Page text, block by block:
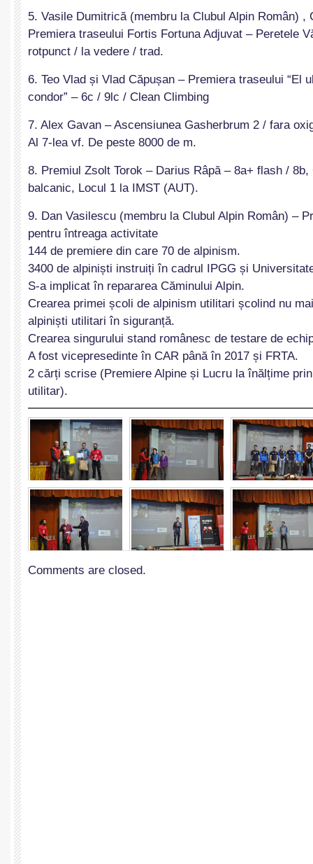
5. Vasile Dumitrică (membru la Clubul Alpin Român) ,
Premiera traseului Fortis Fortuna Adjuvat – Peretele
rotpunct / la vedere / trad.
6. Teo Vlad și Vlad Căpușan – Premiera traseului “El
condor” – 6c / 9lc / Clean Climbing
7. Alex Gavan – Ascensiunea Gasherbrum 2 / fara
Al 7-lea vf. De peste 8000 de m.
8. Premiul Zsolt Torok – Darius Râpă – 8a+ flash /
balcanic, Locul 1 la IMST (AUT).
9. Dan Vasilescu (membru la Clubul Alpin Român) –
pentru întreaga activitate
144 de premiere din care 70 de alpinism.
3400 de alpiniști instruiți în cadrul IPGG și
S-a implicat în repararea Căminului Alpin.
Crearea primei școli de alpinism utilitari școlind nu
alpiniști utilitari în siguranță.
Crearea singurului stand românesc de testare de
A fost vicepresedinte în CAR până în 2017 și FRTA.
2 cărți scrise (Premiere Alpine și Lucru la înălțime
utilitar).
Comments are closed.